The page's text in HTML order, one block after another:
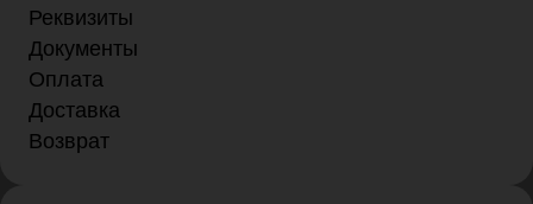
Реквизиты
Документы
Оплата
Доставка
Возврат